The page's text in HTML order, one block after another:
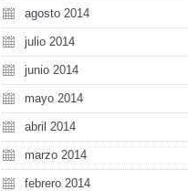
agosto 2014
julio 2014
junio 2014
mayo 2014
abril 2014
marzo 2014
febrero 2014